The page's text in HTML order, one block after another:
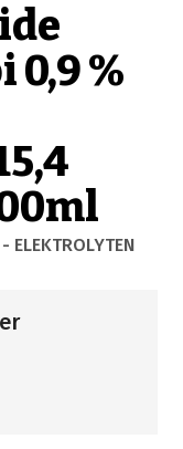
0,9 %
- ELEKTROLYTEN